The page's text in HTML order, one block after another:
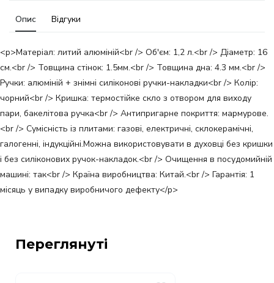
Опис Відгуки
<p>Матеріал: литий алюміній<br /> Об'єм: 1,2 л.<br /> Діаметр: 16
см.<br /> Товщина стінок: 1.5мм.<br /> Товщина дна: 4.3 мм.<br />
Ручки: алюміній + знімні силіконові ручки-накладки<br /> Колір:
чорний<br /> Кришка: термостійке скло з отвором для виходу
пари, бакелітова ручка<br /> Антипригарне покриття: мармурове.
<br /> Сумісність із плитами: газові, електричні, склокерамічні,
галогенні, індукційні.Можна використовувати в духовці без кришки
і без силіконових ручок-накладок.<br /> Очищення в посудомийній
машині: так<br /> Країна виробництва: Китай.<br /> Гарантія: 1
місяць у випадку виробничого дефекту</p>
Переглянуті